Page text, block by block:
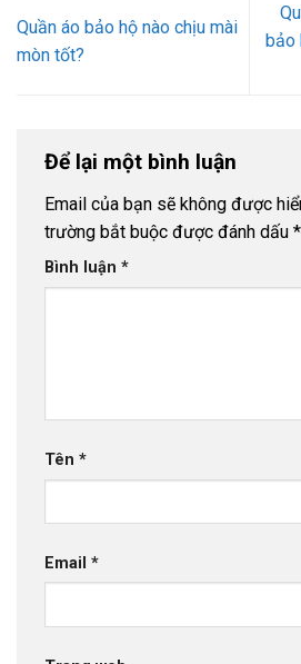
Quần áo bảo hộ nào chịu mài
mòn tốt?
bảo
Để lại một bình luận
Email của bạn sẽ không được
trường bắt buộc được đánh dấu *
Bình luận *
Tên *
Email *